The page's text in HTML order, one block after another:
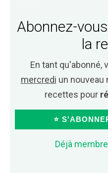
Abonnez-
la
En tant qu'abonné,
mercredi un nouveau
recettes pour
⭐
Déjà